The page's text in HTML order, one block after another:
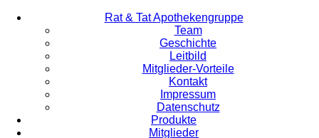
Rat & Tat Apothekengruppe
Team
Geschichte
Leitbild
Mitglieder-Vorteile
Kontakt
Impressum
Datenschutz
Produkte
Mitglieder